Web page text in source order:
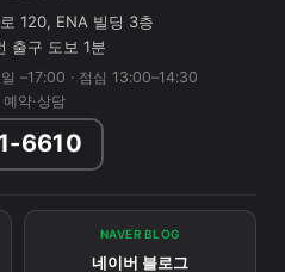
120, ENA 빌딩 3층
출구 도보 1분
–17:00 · 점심 13:00–14:30
약·상담
6610
NAVER BLOG
네이버 블로그